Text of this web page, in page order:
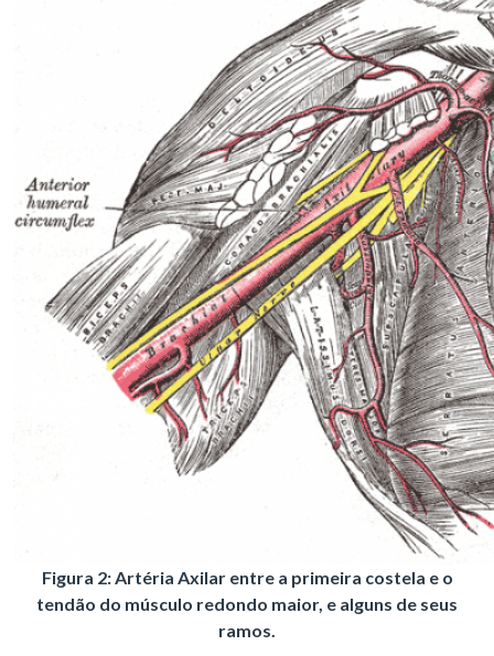
Figura 2: Artéria Axilar entre a primeira costela e o
tendão do músculo redondo maior, e alguns de seus
ramos.